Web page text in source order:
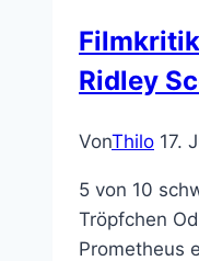
Ridley
VonThilo 17.
5 von 10
Tröpfchen
Prometheus